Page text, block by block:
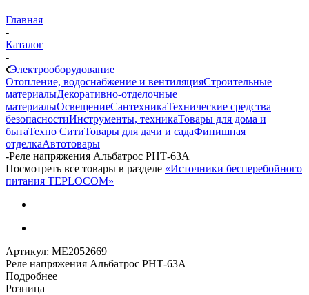
Главная
-
Каталог
-
Электрооборудование
Отопление, водоснабжение и вентиляцияСтроительные
материалыДекоративно-отделочные
материалыОсвещениеСантехникаТехнические средства
безопасностиИнструменты, техникаТовары для дома и
бытаТехно СитиТовары для дачи и садаФинишная
отделкаАвтотовары
-Реле напряжения Альбатрос РНТ-63А
Посмотреть все товары в разделе «Источники бесперебойного
питания TEPLOCOM»
Артикул: МЕ2052669
Реле напряжения Альбатрос РНТ-63А
Подробнее
Розница